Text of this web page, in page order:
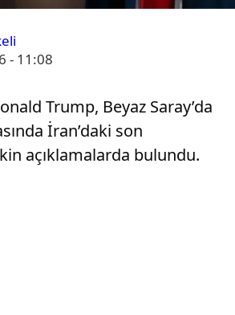
- 11:08
Trump, Beyaz Saray’da
İran’daki son
açıklamalarda bulundu.